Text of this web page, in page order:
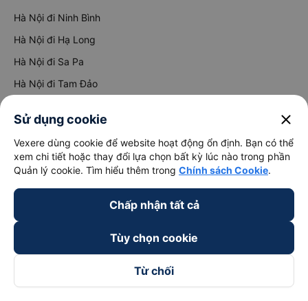
Hà Nội đi Ninh Bình
Hà Nội đi Hạ Long
Hà Nội đi Sa Pa
Hà Nội đi Tam Đảo
Đà Nẵng đi Huế
Hải Phòng đi Hà Nội
Xem tất cả tuyến đường
Sử dụng cookie close
Vexere dùng cookie để website hoạt động ổn định. Bạn có thể
xem chi tiết hoặc thay đổi lựa chọn bất kỳ lúc nào trong phần
Quản lý cookie. Tìm hiểu thêm trong Chính sách Cookie.
Chấp nhận tất cả
Tùy chọn cookie
Từ chối